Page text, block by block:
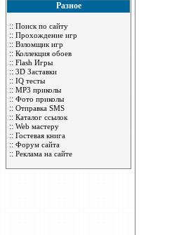
Разное
:: Поиск по сайту
:: Прохождение игр
:: Взломщик игр
:: Коллекция обоев
:: Flash Игры
:: 3D Заставки
:: IQ тесты
:: MP3 приколы
:: Фото приколы
:: Отправка SMS
:: Каталог ссылок
:: Web мастеру
:: Гостевая книга
:: Форум сайта
:: Реклама на сайте